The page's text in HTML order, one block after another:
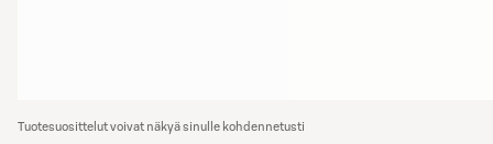
Tuotesuosittelut voivat näkyä sinulle kohdennetusti